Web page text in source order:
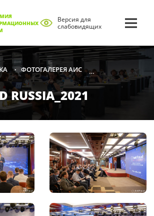
Версия для
слабовидящих
• ФОТОГАЛЕРЕЯ АИС • 2021
RUSSIA_2021